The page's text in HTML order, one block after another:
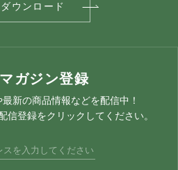
ウンロード
ガジン登録
新の商品情報などを配信中！
信登録をクリックしてください。